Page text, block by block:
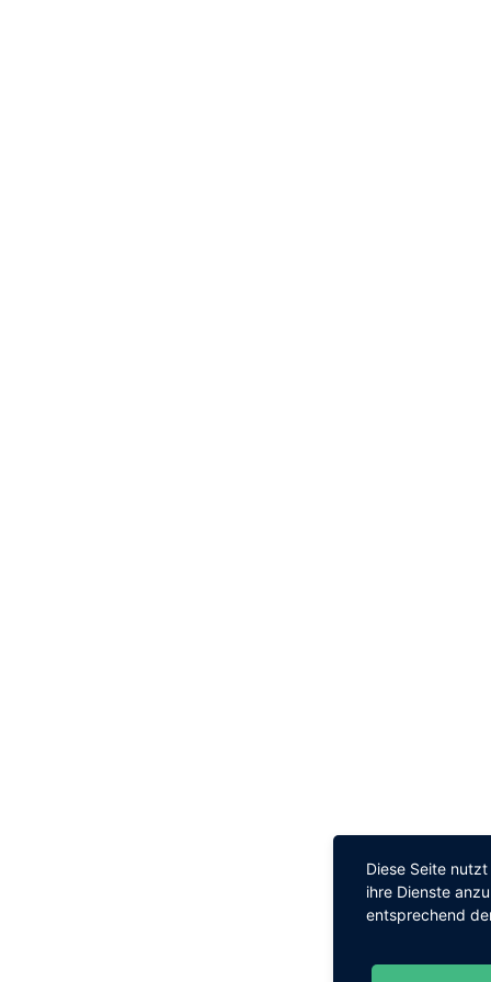
Diese Seite
ihre Dienste
entsprechend